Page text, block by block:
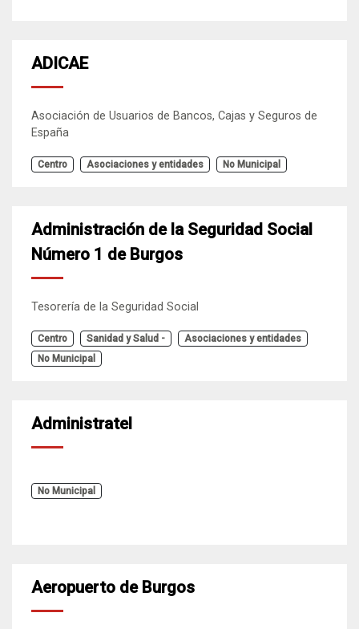
ADICAE
Asociación de Usuarios de Bancos, Cajas y Seguros de
España
Centro Asociaciones y entidades No Municipal
Administración de la Seguridad Social
Número 1 de Burgos
Tesorería de la Seguridad Social
Centro Sanidad y Salud -
Asociaciones y entidades
No Municipal
Administratel
No Municipal
Aeropuerto de Burgos